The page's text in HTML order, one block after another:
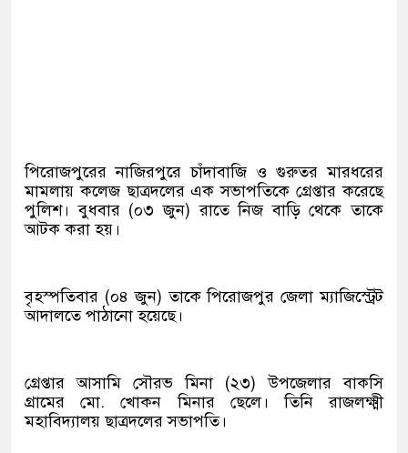
পিরোজপুরের নাজিরপুরে চাঁদাবাজি ও গুরুতর মারধরের
মামলায় কলেজ ছাত্রদলের এক সভাপতিকে গ্রেপ্তার করেছে
পুলিশ। বুধবার (০৩ জুন) রাতে নিজ বাড়ি থেকে তাকে
আটক করা হয়।
বৃহস্পতিবার (০৪ জুন) তাকে পিরোজপুর জেলা ম্যাজিস্ট্রেট
আদালতে পাঠানো হয়েছে।
গ্রেপ্তার আসামি সৌরভ মিনা (২৩) উপজেলার বাকসি
গ্রামের মো. খোকন মিনার ছেলে। তিনি রাজলক্ষ্মী
মহাবিদ্যালয় ছাত্রদলের সভাপতি।